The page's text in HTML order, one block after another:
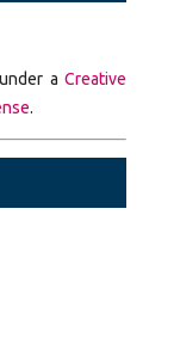
under aCreative
.